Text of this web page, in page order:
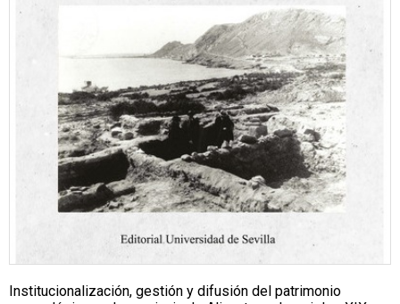
Institucionalización, gestión y difusión del patrimonio